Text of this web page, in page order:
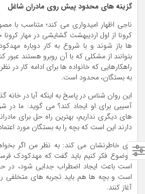
گزینه های محدود پیش روی مادران شاغل
ناجی اظهار امیدواری می کند؛ متناسب با
کرونا از اول اردیبهشت گشایشی در مهار
ها باز شوند و با شروع به کار دوباره
بتوانند از مشکلی که با آن روبرو هستند عبور
راهکارهایی که خانواده ها برای ادامه کار در
به بستگان، محدود است.
این روان شناس در پاسخ به اینکه آیا در
آسیبی برای او ایجاد کند؟ می گوید: ما در
های دیگری نداریم، بهترین راه حل برای
دارند این است که بچه را به بستگان مورد
وی خاطرنشان می کند: به نظر من اگر
موضوع فکر کنیم باید گفت که مهدکودک
است باعث ایجاد اضطراب جدایی شود، در
است و بچه ها هم باید تجربه های متخلفی
آغاز کنند.